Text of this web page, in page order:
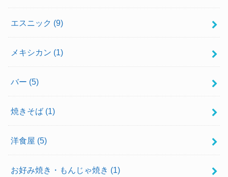
エスニック (9)
メキシカン (1)
バー (5)
焼きそば (1)
洋食屋 (5)
お好み焼き・もんじゃ焼き (1)